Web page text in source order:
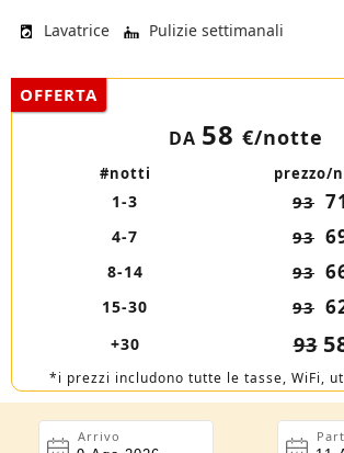
Lavatrice Pulizie settimanali
OFFERTA
DA 58 €/notte
#notti prezzo/
1-3 93 71
4-7
93
8-14
93
15-30
93
+30
93
*i prezzi includono tutte le tasse, WiFi,
Arrivo